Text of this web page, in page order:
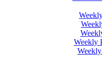
Weekly